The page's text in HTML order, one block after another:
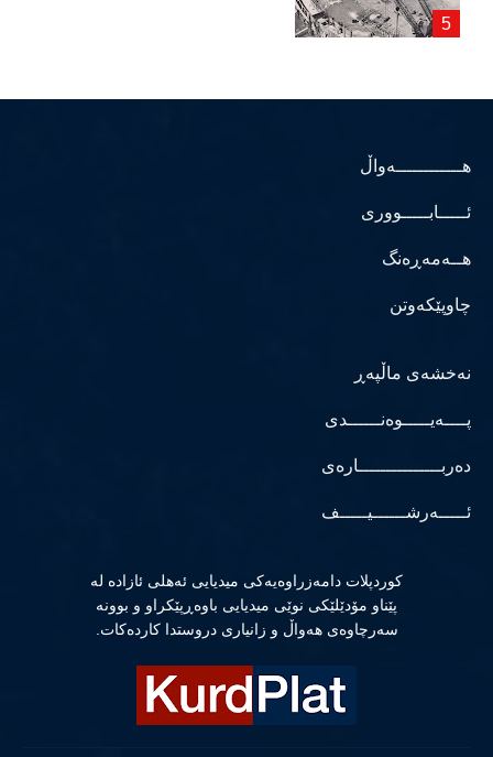
هــــــــــــەواڵ
ئـــــابـــــووری
هــەمەڕەنگ
چاوپێکەوتن
نەخشەی ماڵپەڕ
پــــەیـــــوەنــــــدی
دەربـــــــــــــــارەی
ئـــــەرشــــــیـــــف
كوردپلات دامەزراوەیەكی میدیایی ئەهلی ئازادە لە
پێناو مۆدێلێكی نوێی میدیایی باوەڕپێكراو و بوونە
سەرچاوەی هەواڵ و زانیاری دروستدا كاردەكات.